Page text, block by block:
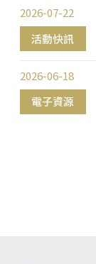
活動快訊
2026-07-22
電子資源
2026-06-18